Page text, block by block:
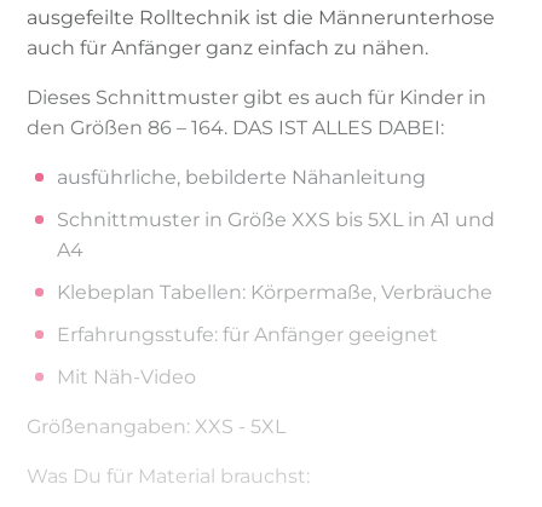
ausgefeilte Rolltechnik ist die Männerunterhose
auch für Anfänger ganz einfach zu nähen.
Dieses Schnittmuster gibt es auch für Kinder in
den Größen 86 – 164. DAS IST ALLES DABEI:
ausführliche, bebilderte Nähanleitung
Schnittmuster in Größe XXS bis 5XL in A1 und
A4
Klebeplan Tabellen: Körpermaße, Verbräuche
Erfahrungsstufe: für Anfänger geeignet
Mit Näh-Video
Größenangaben: XXS - 5XL
Was Du für Material brauchst: